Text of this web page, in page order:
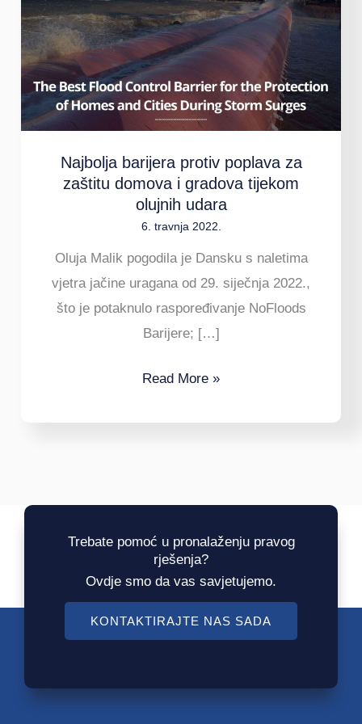
Najbolja barijera protiv poplava za
zaštitu domova i gradova tijekom
olujnih udara
6. travnja 2022.
Oluja Malik pogodila je Dansku s naletima
vjetra jačine uragana od 29. siječnja 2022.,
što je potaknulo raspoređivanje NoFloods
Barijere; […]
protiv
poplava
za
zaštitu
domova
gradova
tijekom
olujnih
Read More »
Trebate pomoć u pronalaženju pravog
rješenja?
Ovdje smo da vas savjetujemo.
KONTAKTIRAJTE NAS SADA